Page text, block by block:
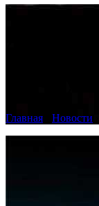
Главная Новости